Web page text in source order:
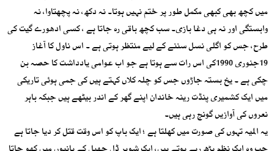
میں کچھ بھی کبھی مکمل طور پر ختم نہیں ہوتا۔ نہ دکھ، نہ پچھتاوا، نہ
وابستگی اور نہ ہی دغا بازی۔ سب کچھ باقی رہ جاتا ہے ، کسی ادھورے گیت کی
طرح، جس کو اگلی نسل سننے کے لیے منتظر ہوتی ہے ۔ اس ناول کا آغاز
19جنوری 1990کی اس رات سے ہوتا ہے جو اب عوامی یادداشت کا حصہ بن
چکی ہے ۔ یخ بستہ جاڑوں جس کو چلہ کلاں کہتے ہیں کی جمی ہوئی تاریکی
میں ایک کشمیری پنڈت رینہ خاندان اپنے گھر کے اندر بیٹھے ہیں جبکہ باہر
نعروں کی آوازیں گونج رہی ہیں۔
یہ المیہ تہوں کی صورت میں کھلتا ہے ؛ ایک باپ کو اس وقت قتل کر دیا جاتا ہے